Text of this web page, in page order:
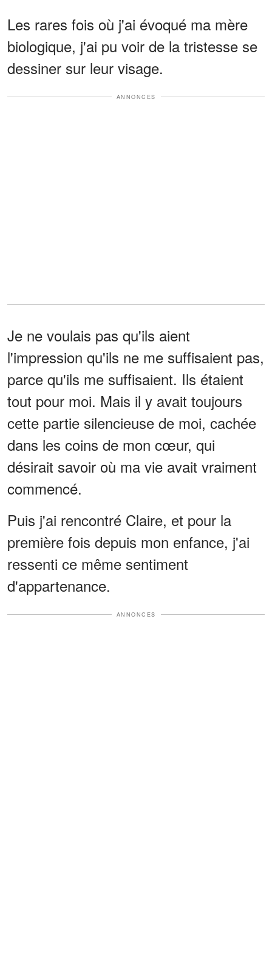
Les rares fois où j'ai évoqué ma mère
biologique, j'ai pu voir de la tristesse se
dessiner sur leur visage.
ANNONCES
Je ne voulais pas qu'ils aient
l'impression qu'ils ne me suffisaient pas,
parce qu'ils me suffisaient. Ils étaient
tout pour moi. Mais il y avait toujours
cette partie silencieuse de moi, cachée
dans les coins de mon cœur, qui
désirait savoir où ma vie avait vraiment
commencé.
Puis j'ai rencontré Claire, et pour la
première fois depuis mon enfance, j'ai
ressenti ce même sentiment
d'appartenance.
ANNONCES